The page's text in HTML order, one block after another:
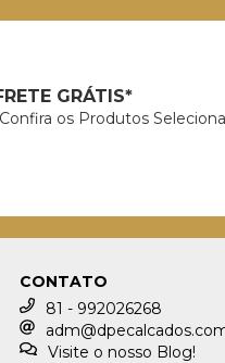
GRÁTIS*
os Produtos
CONTATO
81 - 992026268
Visite o nosso Blog!